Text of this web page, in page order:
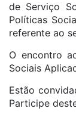
de Serviço
Políticas
referente ao
O encontro
Sociais
Estão
Participe